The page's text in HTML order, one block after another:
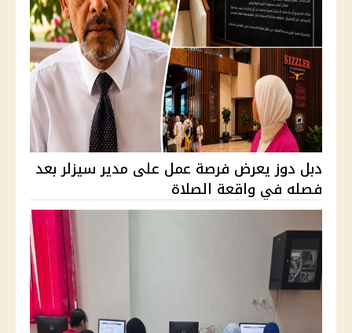
دبل دوز يعرض فرصة عمل على مدير سيزلر بعد
فصله في واقعة الصلاة